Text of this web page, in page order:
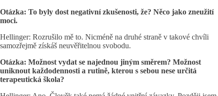
Otázka: To byly dost negativní zkušenosti, že? Něco jako zneužití
moci.
Hellinger: Rozrušilo mě to. Nicméně na druhé straně v takové chvíli
samozřejmě získáš neuvěřitelnou svobodu.
Otázka: Možnost vydat se najednou jiným směrem? Možnost
uniknout každodennosti a rutině, kterou s sebou nese určitá
terapeutická škola?